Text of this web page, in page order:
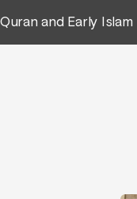
Quran and Early Islam